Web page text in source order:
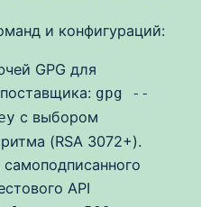
и конфигураций:
GPG для
gpg --
с выбором
(RSA 3072+).
API